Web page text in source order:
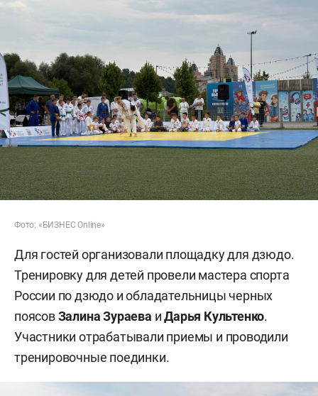
Фото: «БИЗНЕС Online»
Для гостей организовали площадку для дзюдо.
Тренировку для детей провели мастера спорта
России по дзюдо и обладательницы черных
поясовЗалина Зураева иДарья Культенко.
Участники отрабатывали приемы и проводили
тренировочные поединки.